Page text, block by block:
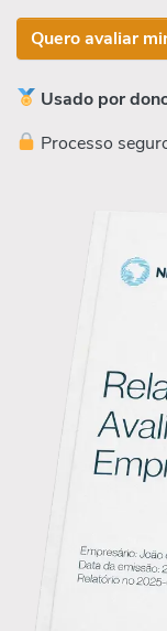
Quero avaliar
Usado por
Processo